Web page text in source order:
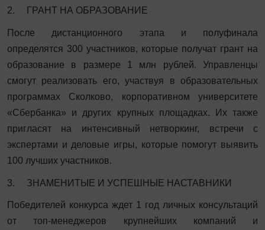
2. ГРАНТ НА ОБРАЗОВАНИЕ
После дистанционного этапа и полуфинала
определятся 300 участников, которые получат грант на
образование в размере 1 млн рублей. Управленцы
смогут реализовать его, участвуя в образовательных
программах Сколково, корпоративном университете
«Сбербанка» и других крупных площадках. Их также
пригласят на интенсивный нетворкинг, встречи с
экспертами и деловые игры, которые помогут выявить
100 лучших участников.
3. ЗНАМЕНИТЫЕ И УСПЕШНЫЕ НАСТАВНИКИ
Победителей конкурса ждет 1 год личных консультаций
от топ-менеджеров крупнейших компаний и